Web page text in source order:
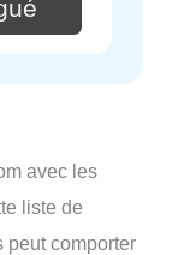
avec les
liste de
peut comporter